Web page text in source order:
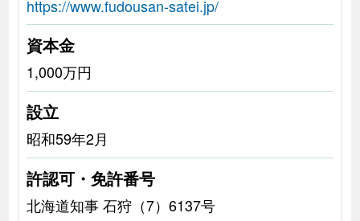
https://www.fudousan-satei.jp/
資本金
1,000万円
設立
昭和59年2月
許認可・免許番号
北海道知事 石狩（7）6137号